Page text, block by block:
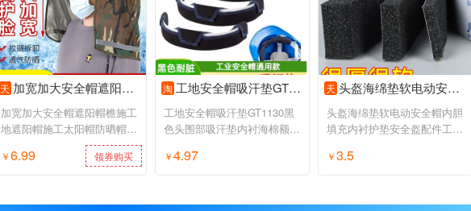
天 加宽加大安全帽遮阳帽檐施工地遮阳帽施工太阳帽防晒帽子男夏季
加宽加大安全帽遮阳帽檐施工
地遮阳帽施工太阳帽防晒帽子
￥6.99 领券购买
淘 工地安全帽吸汗垫GT1130黑色头围部吸汗垫内衬海棉额头垫配件莞特
工地安全帽吸汗垫GT1130黑
色头围部吸汗垫内衬海棉额头
￥4.97
天 头盔海绵垫软电动安全帽内胆填充内衬护垫安全盔配件工地遮阳神器
头盔海绵垫软电动安全帽内胆
填充内衬护垫安全盔配件工地
￥3.5